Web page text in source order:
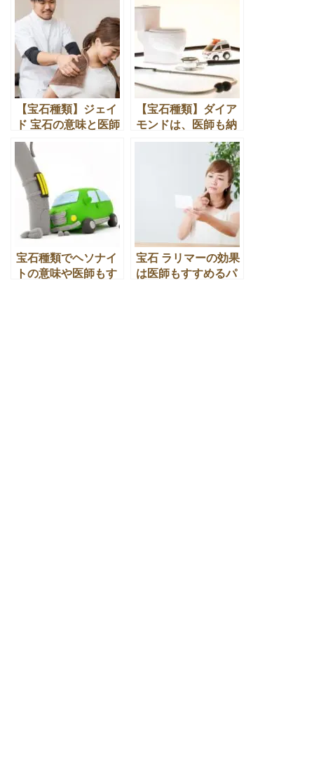
トーンの効果
【宝石種類】ジェイ
ド 宝石の意味と医師
もすすめるパワー効
果とは
【宝石種類】ダイア
モンドは、医師も納
得のパワーストーン
宝石種類でヘソナイ
トの意味や医師もす
宝石 ラリマーの効果
は医師もすすめるパ